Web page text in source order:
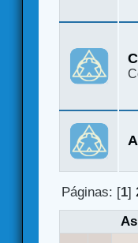
Páginas: [1]